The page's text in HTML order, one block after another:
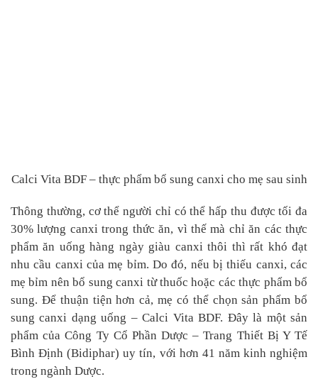
Calci Vita BDF – thực phẩm bổ sung canxi cho mẹ sau sinh
Thông thường, cơ thể người chỉ có thể hấp thu được tối đa
30% lượng canxi trong thức ăn, vì thế mà chỉ ăn các thực
phẩm ăn uống hàng ngày giàu canxi thôi thì rất khó đạt
nhu cầu canxi của mẹ bỉm. Do đó, nếu bị thiếu canxi, các
mẹ bỉm nên bổ sung canxi từ thuốc hoặc các thực phẩm bổ
sung. Để thuận tiện hơn cả, mẹ có thể chọn sản phẩm bổ
sung canxi dạng uống – Calci Vita BDF. Đây là một sản
phẩm của Công Ty Cổ Phần Dược – Trang Thiết Bị Y Tế
Bình Định (Bidiphar) uy tín, với hơn 41 năm kinh nghiệm
trong ngành Dược.